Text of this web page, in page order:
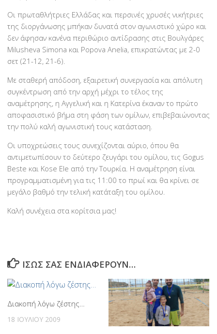
Οι πρωταθλήτριες Ελλάδας και περσινές χρυσές νικήτριες
της διοργάνωσης μπήκαν δυνατά στον αγωνιστικό χώρο και
δεν άφησαν κανένα περιθώριο αντίδρασης στις Βουλγάρες
Milusheva Simona και Popova Anelia, επικρατώντας με 2-0
σετ (21-12, 21-6).
Με σταθερή απόδοση, εξαιρετική συνεργασία και απόλυτη
συγκέντρωση από την αρχή μέχρι το τέλος της
αναμέτρησης, η Αγγελική και η Κατερίνα έκαναν το πρώτο
αποφασιστικό βήμα στη φάση των ομίλων, επιβεβαιώνοντας
την πολύ καλή αγωνιστική τους κατάσταση.
Οι υποχρεώσεις τους συνεχίζονται αύριο, όπου θα
αντιμετωπίσουν το δεύτερο ζευγάρι του ομίλου, τις Gogus
Beste και Kose Ele από την Τουρκία. Η αναμέτρηση είναι
προγραμματισμένη για τις 11:00 το πρωί και θα κρίνει σε
μεγάλο βαθμό την τελική κατάταξη του ομίλου.
Καλή συνέχεια στα κορίτσια μας!
ΊΣΩΣ ΣΑΣ ΕΝΔΙΑΦΈΡΟΥΝ…
Διακοπή λόγω ζέστης…
18 ΙΟΥΛΊΟΥ 2009